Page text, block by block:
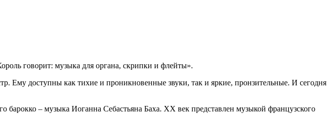
говорит: музыка для органа, скрипки и флейты».
Ему доступны как тихие и проникновенные звуки, так и яркие, пронзительные. И сегодня
– музыка Иоганна Себастьяна Баха. XX век представлен музыкой французского